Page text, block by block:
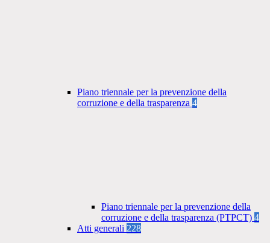
Piano triennale per la prevenzione della
corruzione e della trasparenza 4
Piano triennale per la prevenzione della
corruzione e della trasparenza (PTPCT) 4
Atti generali 228